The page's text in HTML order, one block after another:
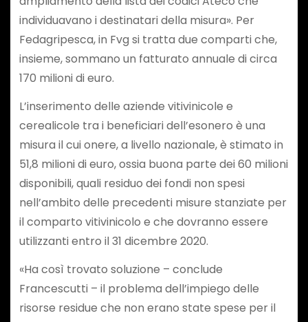
individuavano i destinatari della misura». Per
Fedagripesca, in Fvg si tratta due comparti che,
insieme, sommano un fatturato annuale di circa
170 milioni di euro.
L’inserimento delle aziende vitivinicole e
cerealicole tra i beneficiari dell’esonero è una
misura il cui onere, a livello nazionale, è stimato in
51,8 milioni di euro, ossia buona parte dei 60 milioni
disponibili, quali residuo dei fondi non spesi
nell’ambito delle precedenti misure stanziate per
il comparto vitivinicolo e che dovranno essere
utilizzanti entro il 31 dicembre 2020.
«Ha così trovato soluzione – conclude
Francescutti – il problema dell’impiego delle
risorse residue che non erano state spese per il